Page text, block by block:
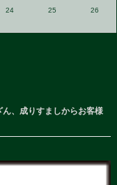
24 25
26
、成りすましからお客様